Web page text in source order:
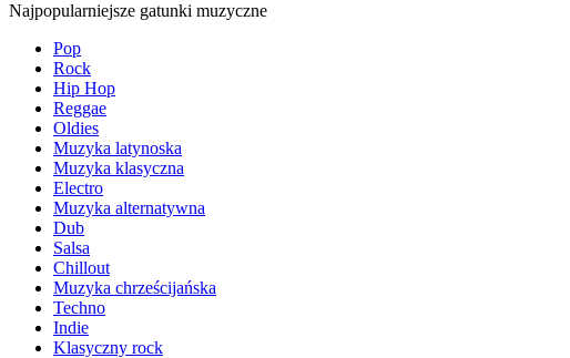
Najpopularniejsze gatunki muzyczne
Pop
Rock
Hip Hop
Reggae
Oldies
Muzyka latynoska
Muzyka klasyczna
Electro
Muzyka alternatywna
Dub
Salsa
Chillout
Muzyka chrześcijańska
Techno
Indie
Klasyczny rock